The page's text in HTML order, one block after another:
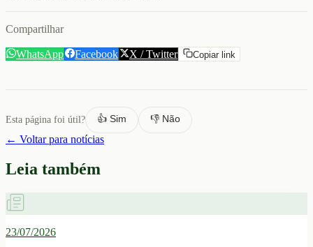
Compartilhar
WhatsApp Facebook X / Twitter Copiar link
Esta página foi útil? 👍 Sim 👎 Não
← Voltar para notícias
Leia também
23/07/2026